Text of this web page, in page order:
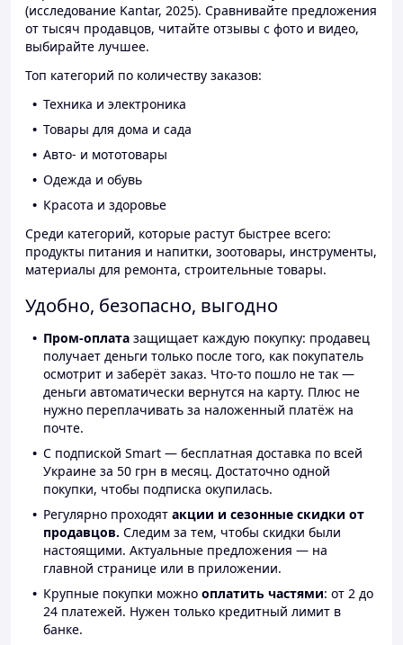
(исследование Kantar, 2025). Сравнивайте предложения
от тысяч продавцов, читайте отзывы с фото и видео,
выбирайте лучшее.
Топ категорий по количеству заказов:
Техника и электроника
Товары для дома и сада
Авто- и мототовары
Одежда и обувь
Красота и здоровье
Среди категорий, которые растут быстрее всего:
продукты питания и напитки, зоотовары, инструменты,
материалы для ремонта, строительные товары.
Удобно, безопасно, выгодно
Пром-оплата защищает каждую покупку: продавец
получает деньги только после того, как покупатель
осмотрит и заберёт заказ. Что-то пошло не так —
деньги автоматически вернутся на карту. Плюс не
нужно переплачивать за наложенный платёж на
почте.
С подпиской Smart — бесплатная доставка по всей
Украине за 50 грн в месяц. Достаточно одной
покупки, чтобы подписка окупилась.
Регулярно проходят акции и сезонные скидки от
продавцов. Следим за тем, чтобы скидки были
настоящими. Актуальные предложения — на
главной странице или в приложении.
Крупные покупки можно оплатить частями: от 2 до
24 платежей. Нужен только кредитный лимит в
банке.